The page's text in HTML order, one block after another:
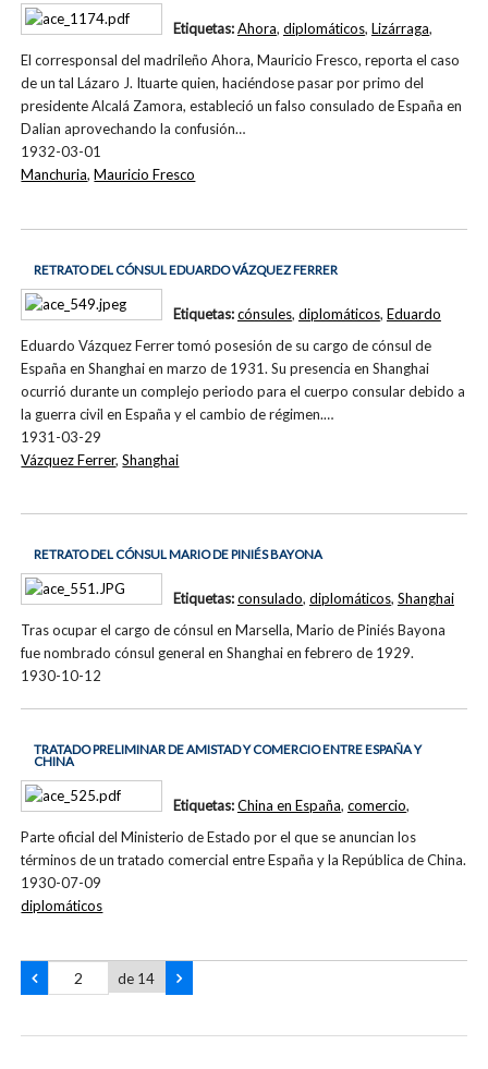
El corresponsal del madrileño Ahora, Mauricio Fresco, reporta el caso
de un tal Lázaro J. Ituarte quien, haciéndose pasar por primo del
presidente Alcalá Zamora, estableció un falso consulado de España en
Dalian aprovechando la confusión…
1932-03-01
Etiquetas:Ahora, diplomáticos, Lizárraga,
Manchuria,Mauricio Fresco
RETRATO DEL CÓNSUL EDUARDO VÁZQUEZ FERRER
Eduardo Vázquez Ferrer tomó posesión de su cargo de cónsul de
España en Shanghai en marzo de 1931. Su presencia en Shanghai
ocurrió durante un complejo periodo para el cuerpo consular debido a
la guerra civil en España y el cambio de régimen.…
1931-03-29
Etiquetas:cónsules, diplomáticos, Eduardo
Vázquez Ferrer,Shanghai
RETRATO DEL CÓNSUL MARIO DE PINIÉS BAYONA
Tras ocupar el cargo de cónsul en Marsella, Mario de Piniés Bayona
fue nombrado cónsul general en Shanghai en febrero de 1929.
1930-10-12
Etiquetas:consulado, diplomáticos, Shanghai
TRATADO PRELIMINAR DE AMISTAD Y COMERCIO ENTRE ESPAÑA Y
CHINA
Parte oficial del Ministerio de Estado por el que se anuncian los
términos de un tratado comercial entre España y la República de China.
1930-07-09
Etiquetas:China en España, comercio,
diplomáticos
de 14